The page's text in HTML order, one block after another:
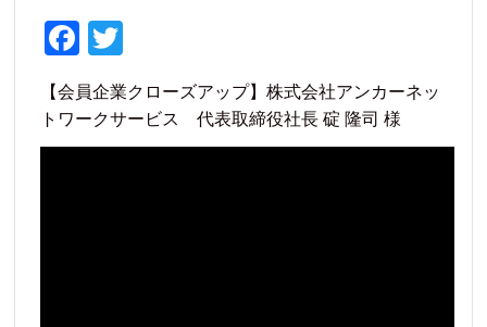
Fa
bo
ok
tte
r
【会員企業クローズアップ】株式会社アンカーネッ
トワークサービス 代表取締役社長 碇 隆司 様